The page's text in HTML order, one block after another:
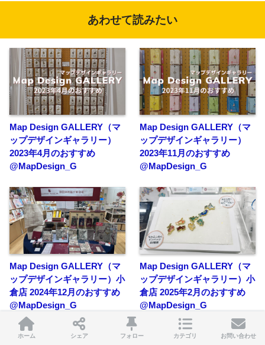
あわせて読みたい
Map Design GALLERY（マ
ップデザインギャラリー）
2023年4月のおすすめ
@MapDesign_G
Map Design GALLERY（マ
ップデザインギャラリー）
2023年11月のおすすめ
@MapDesign_G
Map Design GALLERY（マ
ップデザインギャラリー）小
倉店 2024年12月のおすすめ
@MapDesign_G
Map Design GALLERY（マ
ップデザインギャラリー）小
倉店 2025年2月のおすすめ
@MapDesign_G
ホーム シェア フォロー カテゴリ お問い合わせ